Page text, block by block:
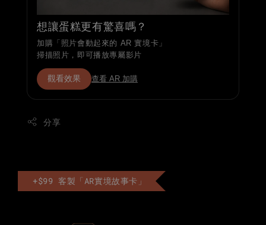
想讓蛋糕更有驚喜嗎？
加購「照片會動起來的 AR 實境卡」
掃描照片，即可播放專屬影片
觀看效果 查看 AR 加購
分享
+$99 客製「AR實境故事卡」